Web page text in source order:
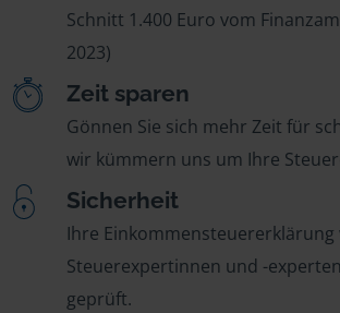
Schnitt 1.400 Euro vom
2023)
Zeit sparen
Gönnen Sie sich mehr Zeit für
wir kümmern uns um Ihre
Sicherheit
Ihre Einkommensteuererklärung
Steuerexpertinnen und -
geprüft.